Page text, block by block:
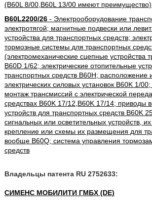
(B60L 8/00,B60L 13/00 имеют преимущество)
B60L2200/26- Электрооборудование
электротягой; магнитные подвески или
устройства для транспортных средств;
тормозные системы для транспортных
(электромеханические сцепные устройства
B60D 1/62; электрические отопительные
транспортных средств B60H; расположение
электрических силовых установок B60K 1/
монтаж трансмиссий с электрической
средствах B60K 17/12,B60K 17/14; приводы
устройств для транспортных средств B60K
сигнальных или осветительных устройств, их
крепление или схемы их размещения для
вообще B60Q; система управления
средств
Владельцы патента RU 2752633:
СИМЕНС МОБИЛИТИ ГМБХ (DE)